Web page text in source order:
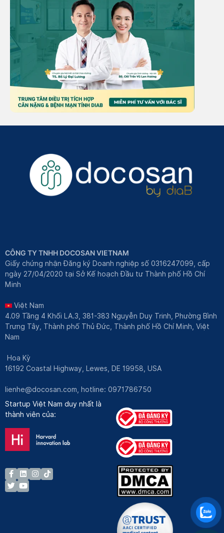
CÔNG TY TNHH DOCOSAN VIETNAM
Giấy chứng nhận Đăng ký Doanh nghiệp số 0316247099, cấp
ngày 27/04/2020 tại Sở Kế hoạch Đầu tư Thành phố Hồ Chí
Minh
Việt Nam
4.09 Tầng 4 Khối LA.3, 381-383 Nguyễn Duy Trinh, Phường Bình
Trưng Tây, Thành phố Thủ Đức, Thành phố Hồ Chí Minh, Việt
Nam
Hoa Kỳ
16192 Coastal Highway, Lewes, DE 19958, USA
lienhe@docosan.com, hotline: 0971786750
Startup Việt Nam duy nhất là
thành viên của: